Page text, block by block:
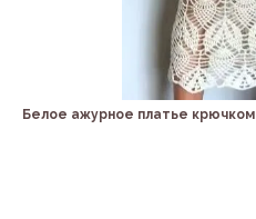
Белое ажурное платье крючком